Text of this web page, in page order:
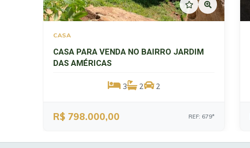
CASA
CASA PARA VENDA NO BAIRRO JARDIM
DAS AMÉRICAS
3 2 2
R$ 798.000,00 REF: 679*